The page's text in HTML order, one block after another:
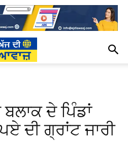
ਦੇ ਪਿੰਡਾਂ
ਦੀ ਗ੍ਰਾਂਟ ਜਾਰੀ